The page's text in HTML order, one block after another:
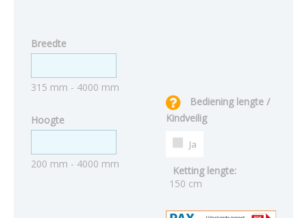
Breedte
315 mm - 4000 mm
Hoogte
200 mm - 4000 mm
Bediening lengte /
Kindveilig
Ja
Ketting lengte:
150 cm